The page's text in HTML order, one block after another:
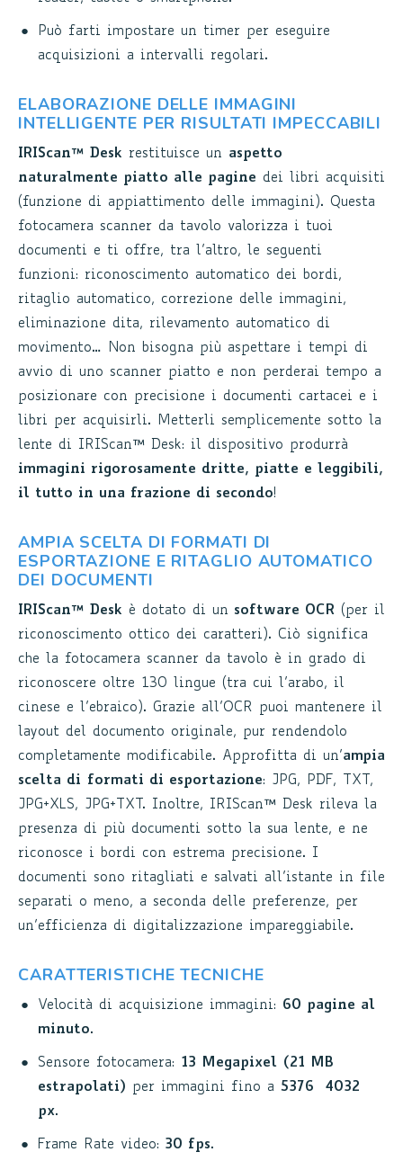
Può farti impostare un timer per eseguire
acquisizioni a intervalli regolari.
ELABORAZIONE DELLE IMMAGINI
INTELLIGENTE PER RISULTATI IMPECCABILI
IRIScan™ Desk restituisce un aspetto
naturalmente piatto alle pagine dei libri acquisiti
(funzione di appiattimento delle immagini). Questa
fotocamera scanner da tavolo valorizza i tuoi
documenti e ti offre, tra l’altro, le seguenti
funzioni: riconoscimento automatico dei bordi,
ritaglio automatico, correzione delle immagini,
eliminazione dita, rilevamento automatico di
movimento… Non bisogna più aspettare i tempi di
avvio di uno scanner piatto e non perderai tempo a
posizionare con precisione i documenti cartacei e i
libri per acquisirli. Metterli semplicemente sotto la
lente di IRIScan™ Desk: il dispositivo produrrà
immagini rigorosamente dritte, piatte e leggibili,
il tutto in una frazione di secondo!
AMPIA SCELTA DI FORMATI DI
ESPORTAZIONE E RITAGLIO AUTOMATICO
DEI DOCUMENTI
IRIScan™ Desk è dotato di un software OCR (per il
riconoscimento ottico dei caratteri). Ciò significa
che la fotocamera scanner da tavolo è in grado di
riconoscere oltre 130 lingue (tra cui l’arabo, il
cinese e l’ebraico). Grazie all’OCR puoi mantenere il
layout del documento originale, pur rendendolo
completamente modificabile. Approfitta di un’ ampia
scelta di formati di esportazione: JPG, PDF, TXT,
JPG+XLS, JPG+TXT. Inoltre, IRIScan™ Desk rileva la
presenza di più documenti sotto la sua lente, e ne
riconosce i bordi con estrema precisione. I
documenti sono ritagliati e salvati all’istante in file
separati o meno, a seconda delle preferenze, per
un’efficienza di digitalizzazione impareggiabile.
CARATTERISTICHE TECNICHE
Velocità di acquisizione immagini: 60 pagine al
minuto.
Sensore fotocamera: 13 Megapixel (21 MB
estrapolati) per immagini fino a 5376×4032
px.
Frame Rate video: 30 fps.